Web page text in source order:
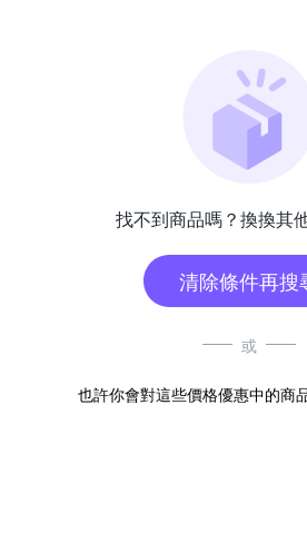
找不到商品嗎？換換其
清除條件再搜
或
也許你會對這些價格優惠中的商